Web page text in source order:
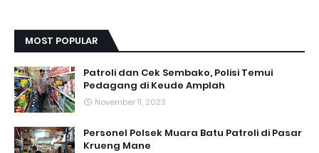
MOST POPULAR
Patroli dan Cek Sembako, Polisi Temui
Pedagang di Keude Amplah
November 11, 2023
Personel Polsek Muara Batu Patroli di Pasar
Krueng Mane